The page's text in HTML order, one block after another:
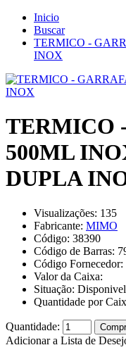
Inicio
Buscar
TERMICO -
INOX
TERMICO
500ML
DUPLA
Visualizações: 135
Fabricante: MIMO
Código: 38390
Código de Barras:
Código Fornecedor:
Valor da Caixa:
Situação: Disponivel
Quantidade por
Quantidade:
Adicionar a Lista de